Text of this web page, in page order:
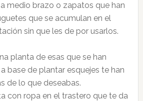
medio brazo o zapatos que han
que se acumulan en el
sin que les de por usarlos.
planta de esas que se han
base de plantar esquejes te han
de lo que deseabas.
con ropa en el trastero que te da